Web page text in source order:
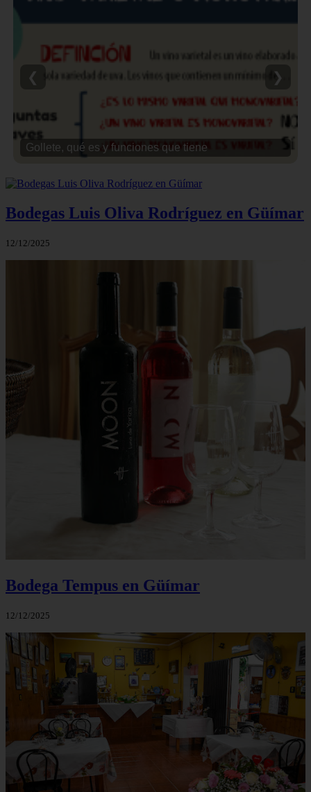
Gollete, qué es y funciones que tiene
❮ ❯
Bodegas Luis Oliva Rodríguez en Güímar
12/12/2025
Bodega Tempus en Güímar
12/12/2025